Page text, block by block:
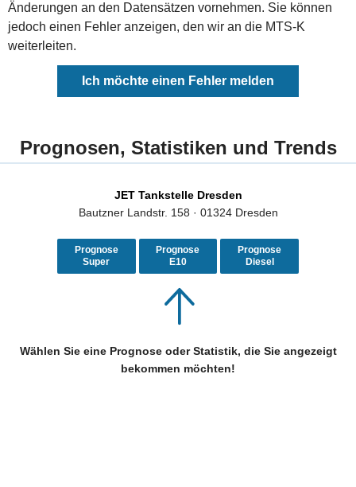
Änderungen an den Datensätzen vornehmen. Sie können
jedoch einen Fehler anzeigen, den wir an die MTS-K
weiterleiten.
Ich möchte einen Fehler melden
Prognosen, Statistiken und Trends
JET Tankstelle Dresden
Bautzner Landstr. 158 · 01324 Dresden
Prognose
Super
Prognose
E10
Prognose
Diesel
Wählen Sie eine Prognose oder Statistik, die Sie angezeigt
bekommen möchten!